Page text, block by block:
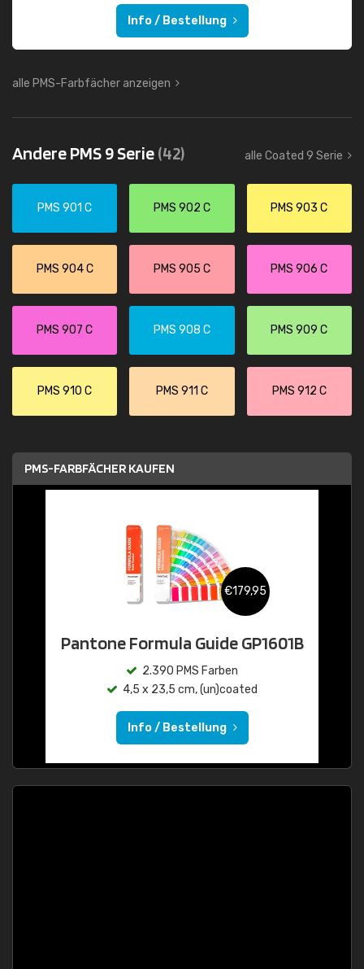
Info / Bestellung
alle PMS-Farbfächer anzeigen
Andere PMS 9 Serie(42) alle Coated 9 Serie
PMS 901 C PMS 902 C PMS 903 C
PMS 904 C PMS 905 C PMS 906 C
PMS 907 C PMS 908 C PMS 909 C
PMS 910 C PMS 911 C PMS 912 C
PMS-FARBFÄCHER KAUFEN
€179,95
Pantone Formula Guide GP1601B
2.390 PMS Farben
4,5 x 23,5 cm, (un)coated
Info / Bestellung